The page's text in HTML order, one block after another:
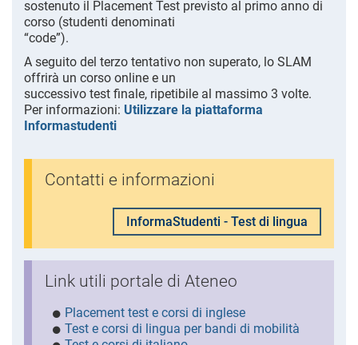
sostenuto il Placement Test previsto al primo anno di
corso (studenti denominati
“code”).
A seguito del terzo tentativo non superato, lo SLAM
offrirà un corso online e un
successivo test finale, ripetibile al massimo 3 volte.
Per informazioni: Utilizzare la piattaforma
Informastudenti
Contatti e informazioni
InformaStudenti - Test di lingua
Link utili portale di Ateneo
Placement test e corsi di inglese
Test e corsi di lingua per bandi di mobilità